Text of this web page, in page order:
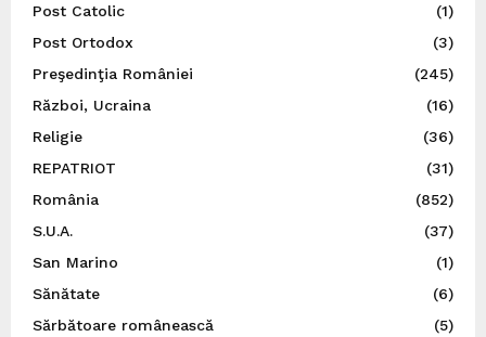
Post Catolic
(1)
Post Ortodox
(3)
Preşedinţia României
(245)
Război, Ucraina
(16)
Religie
(36)
REPATRIOT
(31)
România
(852)
S.U.A.
(37)
San Marino
(1)
Sănătate
(6)
Sărbătoare românească
(5)